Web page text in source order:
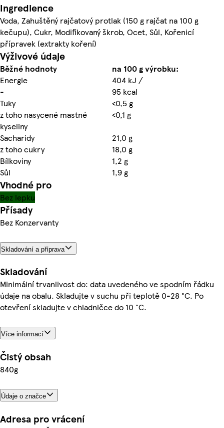
Ingredience
Voda, Zahuštěný rajčatový protlak (150 g rajčat na 100 g
kečupu), Cukr, Modifikovaný škrob, Ocet, Sůl, Kořenicí
přípravek (extrakty koření)
Výživové údaje
Běžné hodnoty
na 100 g výrobku:
Energie
404 kJ /
-
95 kcal
Tuky
<0,5 g
z toho nasycené mastné
kyseliny
<0,1 g
Sacharidy
21,0 g
z toho cukry
18,0 g
Bílkoviny
1,2 g
Sůl
1,9 g
Vhodné pro
Bez lepku
Přísady
Bez Konzervanty
Skladování a příprava
Skladování
Minimální trvanlivost do: data uvedeného ve spodním řádku
údaje na obalu. Skladujte v suchu při teplotě 0-28 °C. Po
otevření skladujte v chladničce do 10 °C.
Více informací
Čistý obsah
840g
Údaje o značce
Adresa pro vrácení